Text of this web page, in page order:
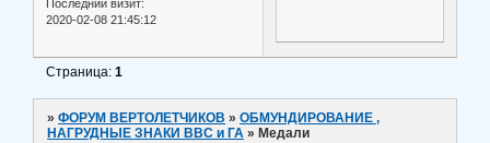
Последний визит:
2020-02-08 21:45:12
Страница:1
»ФОРУМ ВЕРТОЛЕТЧИКОВ »ОБМУНДИРОВАНИЕ ,
НАГРУДНЫЕ ЗНАКИ ВВС и ГА » Медали